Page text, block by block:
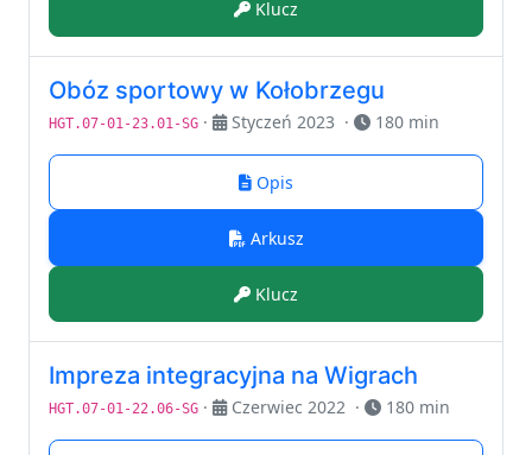
Klucz
Obóz sportowy w Kołobrzegu
HGT.07-01-23.01-SG · Styczeń 2023 · 180 min
Opis
Arkusz
Klucz
Impreza integracyjna na Wigrach
HGT.07-01-22.06-SG · Czerwiec 2022 · 180 min